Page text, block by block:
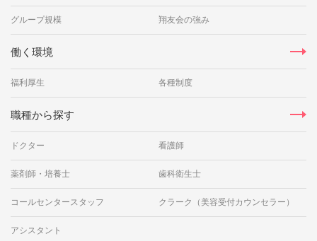
グループ規模 翔友会の強み
働く環境
福利厚生 各種制度
職種から探す
ドクター 看護師
薬剤師・培養士 歯科衛生士
コールセンタースタッフ クラーク（美容受付カウンセラー）
アシスタント